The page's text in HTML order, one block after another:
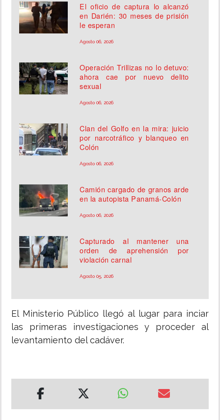
El oficio de captura lo alcanzó
en Darién: 30 meses de prisión
le esperan
Agosto 06, 2026
Operación Trillizas no lo detuvo:
ahora cae por nuevo delito
sexual
Agosto 06, 2026
Clan del Golfo en la mira: juicio
por narcotráfico y blanqueo en
Colón
Agosto 06, 2026
Camión cargado de granos arde
en la autopista Panamá-Colón
Agosto 06, 2026
Capturado al mantener una
orden de aprehensión por
violación carnal
Agosto 05, 2026
El Ministerio Público llegó al lugar para inciar
las primeras investigaciones y proceder al
levantamiento del cadáver.